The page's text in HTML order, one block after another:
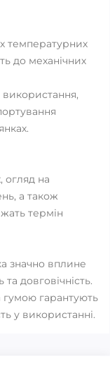
температурних
до механічних
огляд на
а також
термін
значно вплине
довговічність.
гумою гарантують
у використанні.